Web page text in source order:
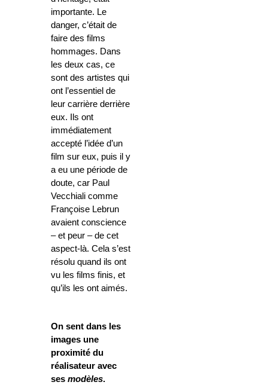
importante. Le
danger, c’était de
faire des films
hommages. Dans
les deux cas, ce
sont des artistes qui
ont l’essentiel de
leur carrière derrière
eux. Ils ont
immédiatement
accepté l’idée d’un
film sur eux, puis il y
a eu une période de
doute, car Paul
Vecchiali comme
Françoise Lebrun
avaient conscience
– et peur – de cet
aspect-là. Cela s’est
résolu quand ils ont
vu les films finis, et
qu’ils les ont aimés.
On sent dans les
images une
proximité du
réalisateur avec
ses modèles.